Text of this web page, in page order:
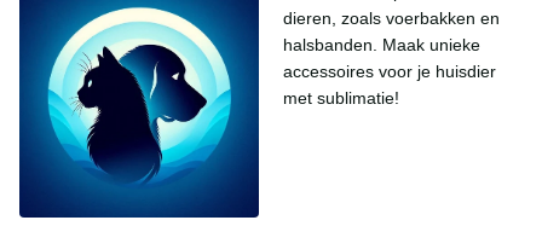
dieren, zoals voerbakken en
halsbanden. Maak unieke
accessoires voor je huisdier
met sublimatie!